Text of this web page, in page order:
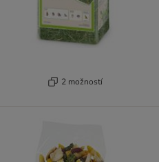
2 možností